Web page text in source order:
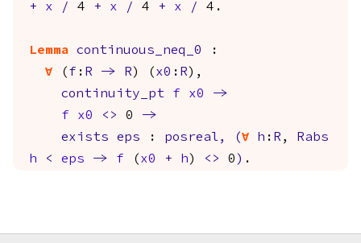
+
x / 4 + x / 4 + x / 4.
Lemma continuous_neq_0
:
forall ( f : R -> R ) ( x0 : R ),
continuity_pt
f x0
->
f
x0 <> 0 ->
exists
eps : posreal, (forall h : R ,
Rabs
h
< eps -> f ( x0 + h ) <> 0 ) .